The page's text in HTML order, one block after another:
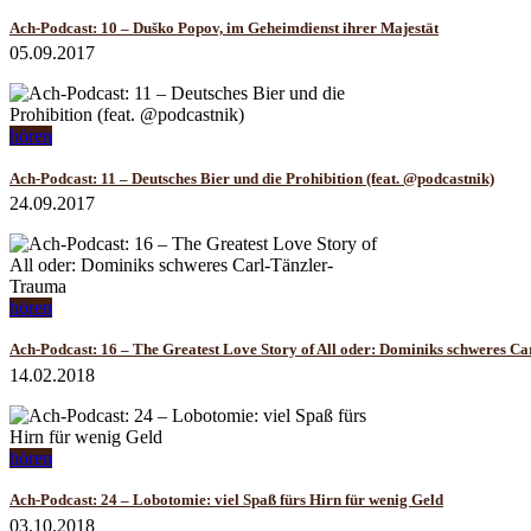
Ach-Podcast: 10 – Duško Popov, im Geheimdienst ihrer Majestät
05.09.2017
hören
Ach-Podcast: 11 – Deutsches Bier und die Prohibition (feat. @podcastnik)
24.09.2017
hören
Ach-Podcast: 16 – The Greatest Love Story of All oder: Dominiks schweres
14.02.2018
hören
Ach-Podcast: 24 – Lobotomie: viel Spaß fürs Hirn für wenig Geld
03.10.2018